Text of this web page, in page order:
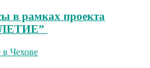
в рамках проекта